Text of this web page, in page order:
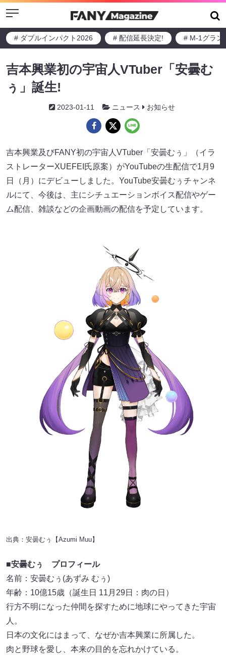
Menu
# ダブルインパクト2026 # 配信延長決定! # M-1グラン
吉本興業初の宇宙人VTuber「安曇む
ぅ」誕生!
2023-01-11 ニュース お知らせ
吉本興業及びFANY初の宇宙人VTuber「安曇むぅ」（イラ
ストレーターXUEFEI氏原案）がYouTubeの生配信で1月9
日（月）にデビューしました。YouTube安曇むぅチャンネ
ルにて、今後は、主にシチュエーションボイス配信やゲー
ム配信、雑談などの企画動画の配信を予定しています。
出典： 安曇むぅ【Azumi Muu】
■安曇むぅ プロフィール
名前：安曇むぅ(あずみ むぅ)
年齢：10億15歳（誕生日 11月29日：肉の日）
行方不明になった仲間を探すために地球にやってきた宇宙
人。
日本の文化にはまって、なぜか吉本興業に所属した。
肉と野球を愛し、本来の目的を忘れかけている。